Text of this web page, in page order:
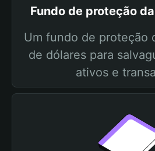
Fundo de proteção
Um fundo de proteção
de dólares para
ativos e